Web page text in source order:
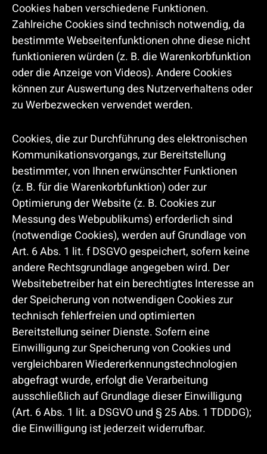
Cookies haben verschiedene Funktionen.
Zahlreiche Cookies sind technisch notwendig, da
bestimmte Webseitenfunktionen ohne diese nicht
funktionieren würden (z. B. die Warenkorbfunktion
oder die Anzeige von Videos). Andere Cookies
können zur Auswertung des Nutzerverhaltens oder
zu Werbezwecken verwendet werden.
Cookies, die zur Durchführung des elektronischen
Kommunikationsvorgangs, zur Bereitstellung
bestimmter, von Ihnen erwünschter Funktionen
(z. B. für die Warenkorbfunktion) oder zur
Optimierung der Website (z. B. Cookies zur
Messung des Webpublikums) erforderlich sind
(notwendige Cookies), werden auf Grundlage von
Art. 6 Abs. 1 lit. f DSGVO gespeichert, sofern keine
andere Rechtsgrundlage angegeben wird. Der
Websitebetreiber hat ein berechtigtes Interesse an
der Speicherung von notwendigen Cookies zur
technisch fehlerfreien und optimierten
Bereitstellung seiner Dienste. Sofern eine
Einwilligung zur Speicherung von Cookies und
vergleichbaren Wiedererkennungstechnologien
abgefragt wurde, erfolgt die Verarbeitung
ausschließlich auf Grundlage dieser Einwilligung
(Art. 6 Abs. 1 lit. a DSGVO und § 25 Abs. 1 TDDDG);
die Einwilligung ist jederzeit widerrufbar.